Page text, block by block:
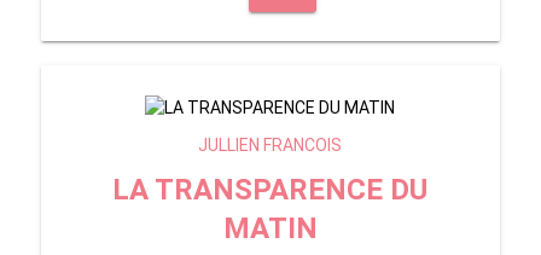
JULLIEN FRANCOIS
LA TRANSPARENCE DU
MATIN